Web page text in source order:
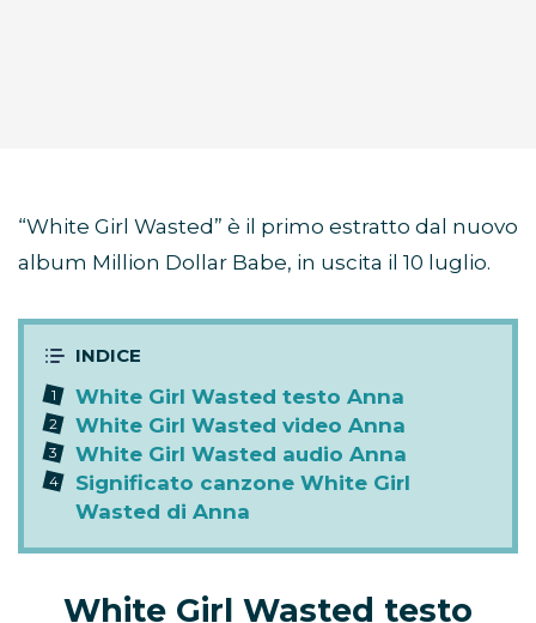
“White Girl Wasted” è il primo estratto dal nuovo
album Million Dollar Babe, in uscita il 10 luglio.
White Girl Wasted testo Anna
White Girl Wasted video Anna
White Girl Wasted audio Anna
Significato canzone White Girl
Wasted di Anna
White Girl Wasted testo